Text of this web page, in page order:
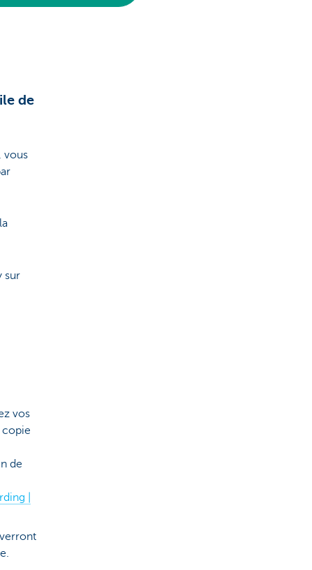
de
vous
sur
vos
copie
de
|